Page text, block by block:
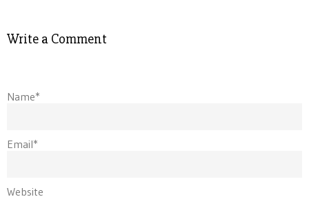
Write a Comment
Name*
Email*
Website